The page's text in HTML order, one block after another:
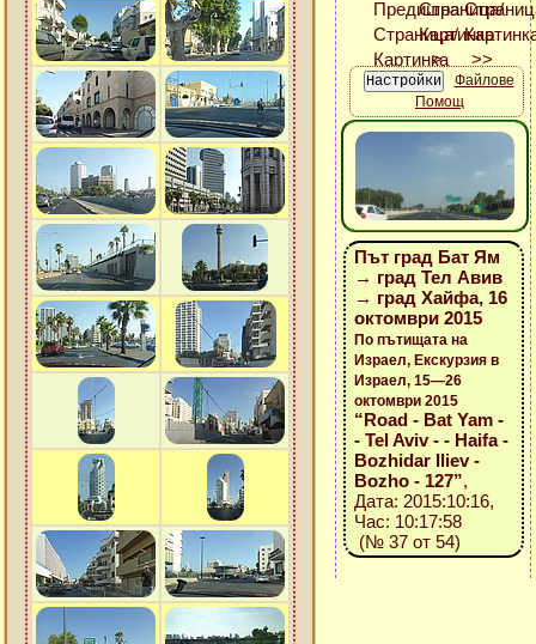
Файлове
Помощ
Път град Бат Ям
→ град Тел Авив
→ град Хайфа, 16
октомври 2015
По пътищата на
Израел, Екскурзия в
Израел, 15—26
октомври 2015
“Road - Bat Yam -
- Tel Aviv - - Haifa -
Bozhidar Iliev -
Bozho - 127”,
Дата: 2015:10:16,
Час: 10:17:58
(№ 37 от 54)